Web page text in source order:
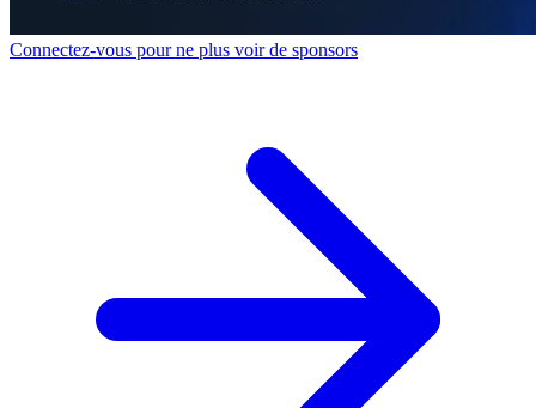
Connectez-vous pour ne plus voir de sponsors